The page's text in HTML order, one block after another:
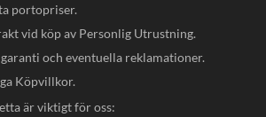
portopriser.
vid köp av Personlig Utrustning.
och eventuella reklamationer.
Köpvillkor.
är viktigt för oss: